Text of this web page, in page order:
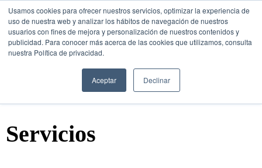
Usamos cookies para ofrecer nuestros servicios, optimizar la experiencia de
uso de nuestra web y analizar los hábitos de navegación de nuestros
usuarios con fines de mejora y personalización de nuestros contenidos y
publicidad. Para conocer más acerca de las cookies que utilizamos, consulta
nuestra Política de privacidad.
Aceptar Declinar
CONSULTORÍA GRATUITA
Servicios